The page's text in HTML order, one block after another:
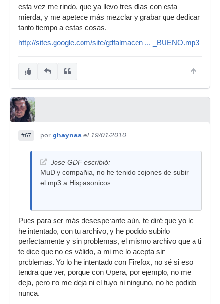
esta vez me rindo, que ya llevo tres días con esta
mierda, y me apetece más mezclar y grabar que dedicar
tanto tiempo a estas cosas.
http://sites.google.com/site/gdfalmacen ... _BUENO.mp3
#67 por ghaynas el 19/01/2010
Jose GDF escribió:
MuD y compañia, no he tenido cojones de subir
el mp3 a Hispasonicos.
Pues para ser más desesperante aún, te diré que yo lo
he intentado, con tu archivo, y he podido subirlo
perfectamente y sin problemas, el mismo archivo que a ti
te dice que no es válido, a mi me lo acepta sin
problemas. Yo lo he intentado con Firefox, no sé si eso
tendrá que ver, porque con Opera, por ejemplo, no me
deja, pero no me deja ni el tuyo ni ninguno, no he podido
nunca.